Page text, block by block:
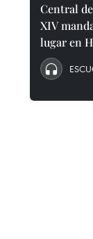
Central
XIV
lugar en